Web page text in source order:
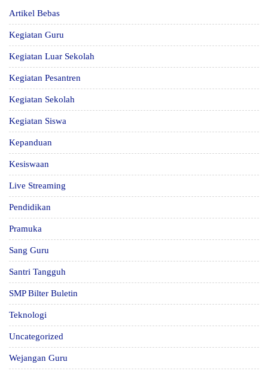
Artikel Bebas
Kegiatan Guru
Kegiatan Luar Sekolah
Kegiatan Pesantren
Kegiatan Sekolah
Kegiatan Siswa
Kepanduan
Kesiswaan
Live Streaming
Pendidikan
Pramuka
Sang Guru
Santri Tangguh
SMP Bilter Buletin
Teknologi
Uncategorized
Wejangan Guru